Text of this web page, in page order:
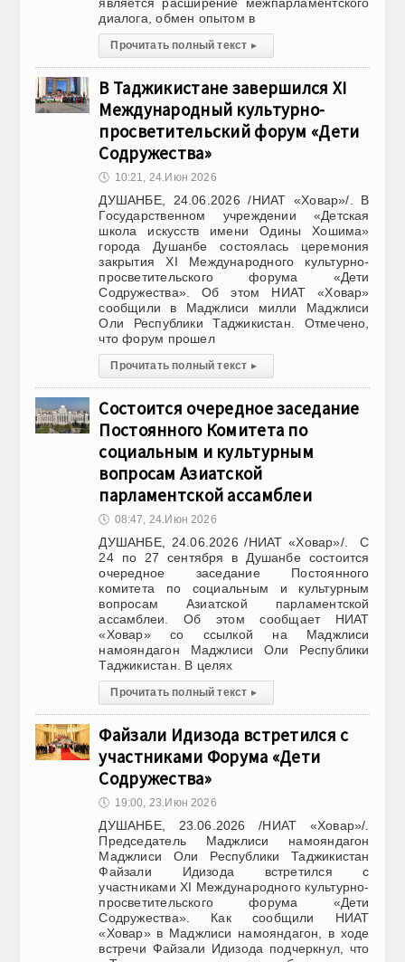
диалога, обмен опытом в
Прочитать полный текст ▸
В Таджикистане завершился XI
Международный культурно-
просветительский форум «Дети
Содружества»
🕔 10:21, 24.Июн 2026
ДУШАНБЕ, 24.06.2026 /НИАТ «Ховар»/. В
Государственном учреждении «Детская
школа искусств имени Одины Хошима»
города Душанбе состоялась церемония
закрытия XI Международного культурно-
просветительского форума «Дети
Содружества». Об этом НИАТ «Ховар»
сообщили в Маджлиси милли Маджлиси
Оли Республики Таджикистан. Отмечено,
что форум прошел
Прочитать полный текст ▸
Состоится очередное заседание
Постоянного Комитета по
социальным и культурным
вопросам Азиатской
парламентской ассамблеи
🕔 08:47, 24.Июн 2026
ДУШАНБЕ, 24.06.2026 /НИАТ «Ховар»/. С
24 по 27 сентября в Душанбе состоится
очередное заседание Постоянного
комитета по социальным и культурным
вопросам Азиатской парламентской
ассамблеи. Об этом сообщает НИАТ
«Ховар» со ссылкой на Маджлиси
намояндагон Маджлиси Оли Республики
Таджикистан. В целях
Прочитать полный текст ▸
Файзали Идизода встретился с
участниками Форума «Дети
Содружества»
🕔 19:00, 23.Июн 2026
ДУШАНБЕ, 23.06.2026 /НИАТ «Ховар»/.
Председатель Маджлиси намояндагон
Маджлиси Оли Республики Таджикистан
Файзали Идизода встретился с
участниками XI Международного культурно-
просветительского форума «Дети
Содружества». Как сообщили НИАТ
«Ховар» в Маджлиси намояндагон, в ходе
встречи Файзали Идизода подчеркнул, что